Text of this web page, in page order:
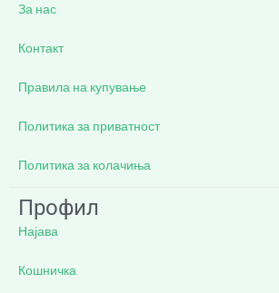
За нас
Контакт
Правила на купување
Политика за приватност
Политика за колачиња
Профил
Најава
Кошничка